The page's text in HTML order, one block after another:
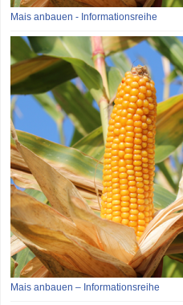
Mais anbauen - Informationsreihe
Mais anbauen – Informationsreihe